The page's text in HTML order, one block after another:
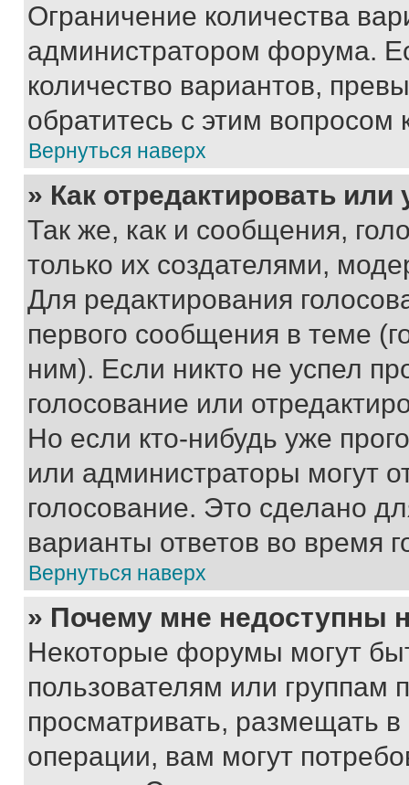
Ограничение количества
администратором форума.
количество вариантов,
обратитесь с этим вопросом
Вернуться наверх
» Как отредактировать
Так же, как и сообщения,
только их создателями,
Для редактирования
первого сообщения в теме
ним). Если никто не успел
голосование или
Но если кто-нибудь уже
или администраторы могут
голосование. Это сделано
варианты ответов во время
Вернуться наверх
» Почему мне недоступны
Некоторые форумы могут
пользователям или группам
просматривать, размещать
операции, вам могут